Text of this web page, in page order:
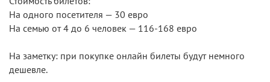
На одного посетителя — 30 евро
На семью от 4 до 6 человек — 116-168 евро
На заметку: при покупке онлайн билеты будут немного
дешевле.